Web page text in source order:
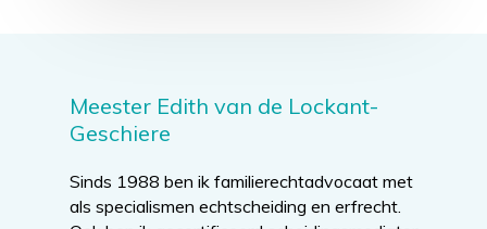
Meester Edith van de Lockant-
Geschiere
Sinds 1988 ben ik familierechtadvocaat met
als specialismen echtscheiding en erfrecht.